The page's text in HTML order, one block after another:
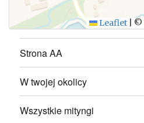
Leaflet ©
Strona AA
W twojej okolicy
Wszystkie mityngi